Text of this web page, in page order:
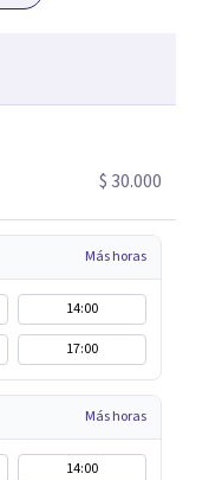
$ 30.000
Más horas
14:00
17:00
Más horas
14:00